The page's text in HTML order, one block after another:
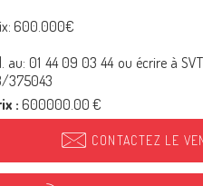
600.000€
au: 01 44 09 03 44 ou écrire à
375043
: 600000.00 €
CONTACTEZ LE